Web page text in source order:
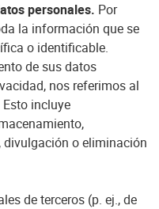
personales. Por
la información que se
o identificable.
de sus datos
nos referimos al
incluye
o eliminación
de terceros (p. ej., de